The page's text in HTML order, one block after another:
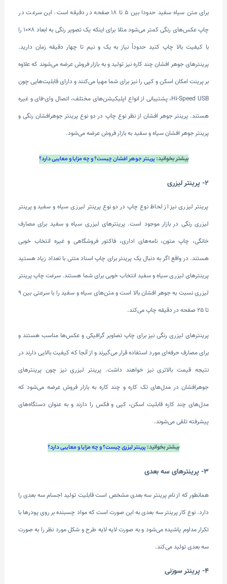
برای متن سیاه سفید حدودا بین ۵ تا ۱۸ صفحه در دقیقه است. این سرعت در
چاپ عکس‌های رنگی کمتر ‌می‌شود مثلا برای اینکه یک تصویر رنگی به ابعاد ۸×۱۰ را
با کیفیت بالا چاپ کنید حدوداً نیاز به یک و نیم تا چهار دقیقه زمان دارید.
پرینترهای جوهر افشان چند کاره نیز تولید و به بازار فروش عرضه ‌می‌شوند که علاوه
بر پرینت امکان اسکن و کپی را نیز برای شما مهیا می‌کنند و دارای قابلیت‌هایی چون
Hi-Speed USB، پشتیبانی از انواع اپلیکیشن‌های مختلف، اتصال وای-فای و غیره
هستند. پرینتر جوهر افشان از نظر نوع چاپ در دو نوع پرینتر جوهرافشان رنگی و
پرینتر جوهر افشان سیاه و سفید به بازار فروش عرضه ‌می‌شود.
بیشتر بخوانید: پرینتر جوهر افشان چیست؟ و چه مزایا و معایبی دارد؟
2- پرینتر لیزری
پرینتر لیزری نیز از لحاظ نوع چاپ در دو نوع پرینتر لیرزی سیاه و سفید و پرینتر
لیزری رنگی در بازار موجود است. پرینترهای لیزری سیاه و سفید برای مصارف
خانگی، چاپ متون، نامه‌های اداری، فاکتور فروشگاهی و غیره انتخاب خوبی
هستند. در واقع اگر به دنبال یک پرینتر برای چاپ اسناد متنی با تعداد زیاد هستید
پرینترهای لیزری سیاه و سفید انتخاب خوبی برای شما هستند. سرعت چاپ پرینتر
لیزری نسبت به جوهر افشان بالا است و متن‌های سیاه و سفید را با سرعتی بین ۹
تا ۲۵ صفحه در دقیقه چاپ می‌کند.
پرینترهای لیزری رنگی نیز برای چاپ تصاویر گرافیکی و عکس‌ها مناسب هستند و
برای مصارف حرفه‌ای مورد استفاده قرار می‌گیرند و از آنجا که کیفیت بالایی دارند در
نتیجه قیمت بالاتری نیز خواهند داشت. پرینتر لیزری نیز چون پرینترهای
جوهرافشان در مدل‌های تک کاره و چند کاره به بازار فروش عرضه ‌می‌شود که
مدل‌های چند کاره قابلیت اسکن، کپی و فکس را دارند و به عنوان دستگاه‌های
پیشرفته تلقی می‌شوند.
بیشتر بخوانید: پرینتر لیزری چیست؟ و چه مزایا و معایبی دارد؟
3- پرینترهای سه بعدی
همانطور که از نام پرینتر سه بعدی مشخص است قابلیت تولید اجسام سه بعدی را
دارد. نوع کار پرینتر سه بعدی به این صورت است که مواد چسبنده بر روی پودرها با
تکرار مداوم پاشیده می‌شود و به صورت لایه لایه طرح و شکل مورد نظر را به صورت
سه بعدی تولید ‌می‌کند.
4- پرینتر سوزنی